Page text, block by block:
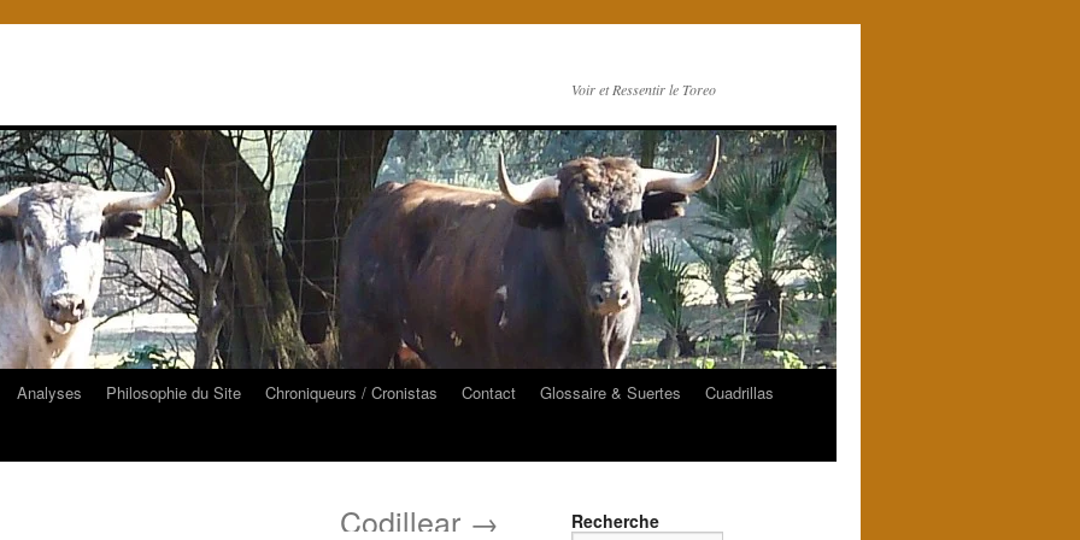
Voir et Ressentir le Toreo
Analyses Philosophie du Site Chroniqueurs / Cronistas Contact Glossaire & Suertes
Cuadrillas
Codillear → Recherche